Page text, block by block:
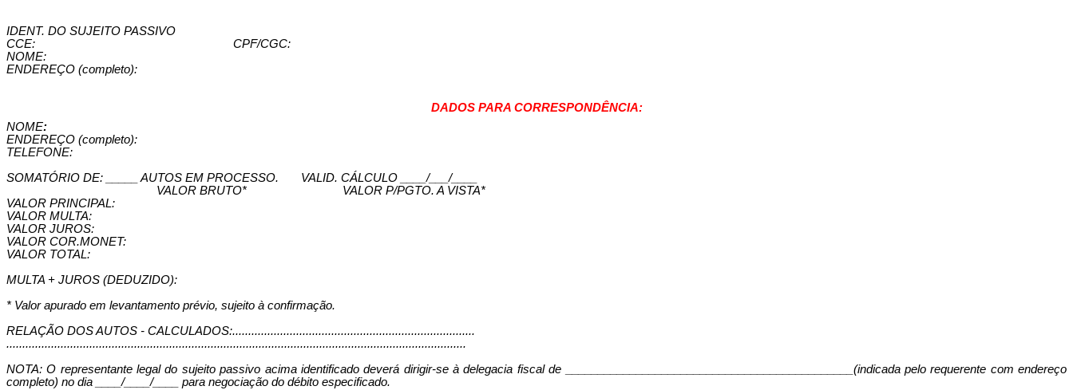
IDENT. DO SUJEITO PASSIVO
CCE:
CPF/CGC:
NOME:
ENDEREÇO (completo):
DADOS PARA CORRESPONDÊNCIA:
NOME:
ENDEREÇO (completo):
TELEFONE:
SOMATÓRIO DE: _____ AUTOS EM PROCESSO.
VALID. CÁLCULO ____/___/____
VALOR BRUTO*
VALOR P/PGTO. A VISTA*
VALOR PRINCIPAL:
VALOR MULTA:
VALOR JUROS:
VALOR COR.MONET:
VALOR TOTAL:
MULTA + JUROS (DEDUZIDO):
* Valor apurado em levantamento prévio, sujeito à confirmação.
RELAÇÃO DOS AUTOS - CALCULADOS:............................................................................
................................................................................................................................................
NOTA: O representante legal do sujeito passivo acima identificado deverá dirigir-se à delegacia fiscal de _____________________________________________(indicada pelo requerente com endereço
completo) no dia ____/____/____ para negociação do débito especificado.